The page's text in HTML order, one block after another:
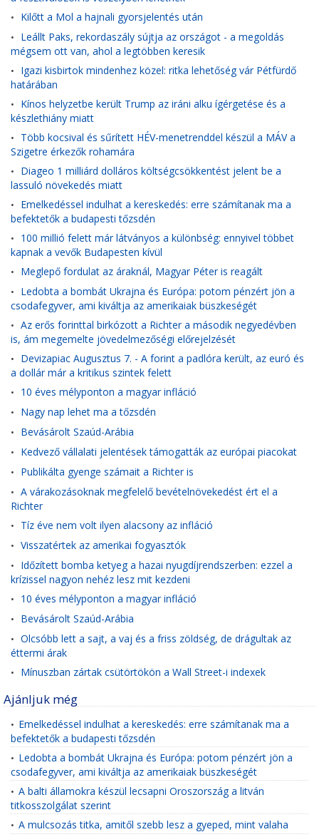
• Kilőtt a Mol a hajnali gyorsjelentés után
• Leállt Paks, rekordaszály sújtja az országot - a megoldás
mégsem ott van, ahol a legtöbben keresik
• Igazi kisbirtok mindenhez közel: ritka lehetőség vár Pétfürdő
határában
• Kínos helyzetbe került Trump az iráni alku ígérgetése és a
készlethiány miatt
• Több kocsival és sűrített HÉV-menetrenddel készül a MÁV a
Szigetre érkezők rohamára
• Diageo 1 milliárd dolláros költségcsökkentést jelent be a
lassuló növekedés miatt
• Emelkedéssel indulhat a kereskedés: erre számítanak ma a
befektetők a budapesti tőzsdén
• 100 millió felett már látványos a különbség: ennyivel többet
kapnak a vevők Budapesten kívül
• Meglepő fordulat az áraknál, Magyar Péter is reagált
• Ledobta a bombát Ukrajna és Európa: potom pénzért jön a
csodafegyver, ami kiváltja az amerikaiak büszkeségét
• Az erős forinttal birkózott a Richter a második negyedévben
is, ám megemelte jövedelmezőségi előrejelzését
• Devizapiac Augusztus 7. - A forint a padlóra került, az euró és
a dollár már a kritikus szintek felett
• 10 éves mélyponton a magyar infláció
• Nagy nap lehet ma a tőzsdén
• Bevásárolt Szaúd-Arábia
• Kedvező vállalati jelentések támogatták az európai piacokat
• Publikálta gyenge számait a Richter is
• A várakozásoknak megfelelő bevételnövekedést ért el a
Richter
• Tíz éve nem volt ilyen alacsony az infláció
• Visszatértek az amerikai fogyasztók
• Időzített bomba ketyeg a hazai nyugdíjrendszerben: ezzel a
krízissel nagyon nehéz lesz mit kezdeni
• 10 éves mélyponton a magyar infláció
• Bevásárolt Szaúd-Arábia
• Olcsóbb lett a sajt, a vaj és a friss zöldség, de drágultak az
éttermi árak
• Mínuszban zártak csütörtökön a Wall Street-i indexek
Ajánljuk még
• Emelkedéssel indulhat a kereskedés: erre számítanak ma a
befektetők a budapesti tőzsdén
• Ledobta a bombát Ukrajna és Európa: potom pénzért jön a
csodafegyver, ami kiváltja az amerikaiak büszkeségét
• A balti államokra készül lecsapni Oroszország a litván
titkosszolgálat szerint
• A mulcsozás titka, amitől szebb lesz a gyeped, mint valaha